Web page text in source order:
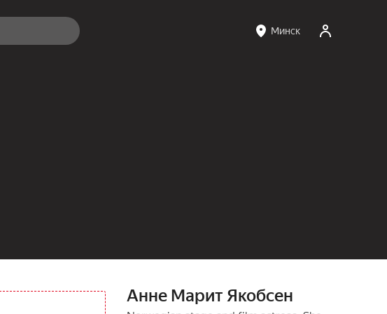
Минск
Анне Марит Якобсен